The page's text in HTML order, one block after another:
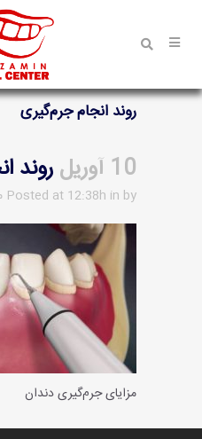
روند انجام جرم‌گیری
10 آوریل روند
Posted at 12:38h in by
مزایای جرم‌گیری دندان